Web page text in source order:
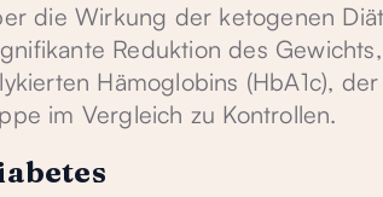
die Wirkung der ketogenen
Reduktion des
Hämoglobins (HbA1c),
im Vergleich zu Kontrollen.